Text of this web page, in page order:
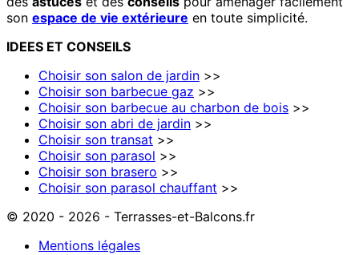
son espace de vie extérieure en toute simplicité.
IDEES ET CONSEILS
Choisir son salon de jardin >>
Choisir son barbecue gaz >>
Choisir son barbecue au charbon de bois >>
Choisir son abri de jardin >>
Choisir son transat >>
Choisir son parasol >>
Choisir son brasero >>
Choisir son parasol chauffant >>
© 2020 - 2026 - Terrasses-et-Balcons.fr
Mentions légales